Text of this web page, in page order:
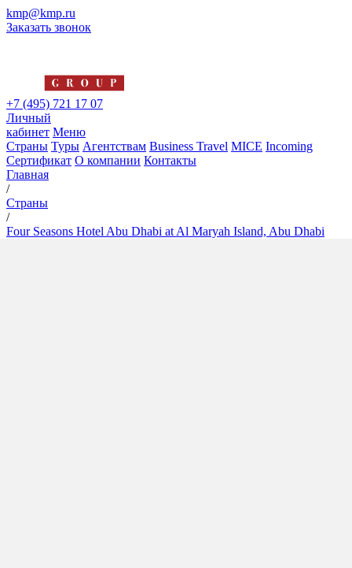
kmp@kmp.ru
Заказать звонок
+7 (495) 721 17 07
Личный
кабинет Меню
Страны Туры Агентствам Business Travel MICE Incoming
Сертификат О компании Контакты
Главная
/
Страны
/
Four Seasons Hotel Abu Dhabi at Al Maryah Island, Abu Dhabi